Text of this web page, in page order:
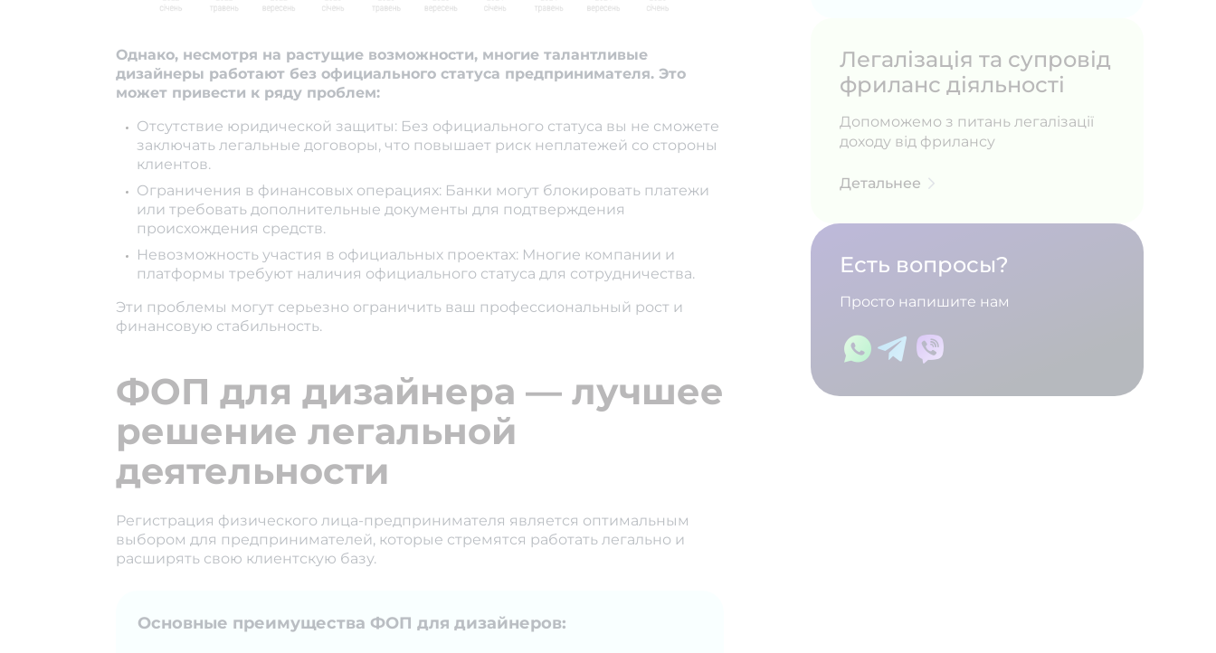
Легалізація та супровід
фриланс діяльності
Допоможемо з питань легалізації
доходу від фрилансу
Детальнее
Есть вопросы?
Просто напишите нам
Однако, несмотря на растущие возможности, многие талантливые
дизайнеры работают без официального статуса предпринимателя. Это
может привести к ряду проблем:
Отсутствие юридической защиты: Без официального статуса вы не сможете
заключать легальные договоры, что повышает риск неплатежей со стороны
клиентов.
Ограничения в финансовых операциях: Банки могут блокировать платежи
или требовать дополнительные документы для подтверждения
происхождения средств.
Невозможность участия в официальных проектах: Многие компании и
платформы требуют наличия официального статуса для сотрудничества.
Эти проблемы могут серьезно ограничить ваш профессиональный рост и
финансовую стабильность.
ФОП для дизайнера — лучшее
решение легальной
деятельности
Регистрация физического лица-предпринимателя является оптимальным
выбором для предпринимателей, которые стремятся работать легально и
расширять свою клиентскую базу.
Основные преимущества ФОП для дизайнеров: